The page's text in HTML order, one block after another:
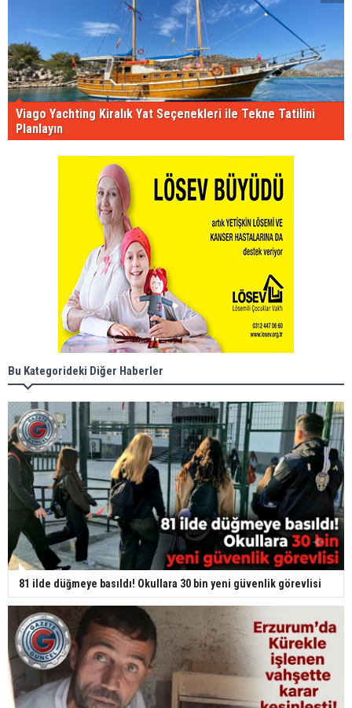
Viago Yachting Kiralık Yat Seçenekleri ile Tekne Tatilini
Planlayın
Bu Kategorideki Diğer Haberler
81 ilde düğmeye basıldı! Okullara 30 bin yeni güvenlik görevlisi